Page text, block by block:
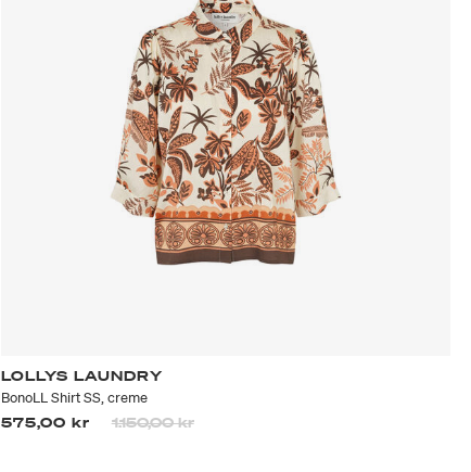
LOLLYS LAUNDRY
BonoLL Shirt SS, creme
575,00 kr
Priset är nedsatt från
1.150,00 krtill